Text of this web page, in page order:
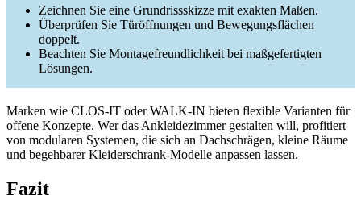
Zeichnen Sie eine Grundrissskizze mit exakten Maßen.
Überprüfen Sie Türöffnungen und Bewegungsflächen
doppelt.
Beachten Sie Montagefreundlichkeit bei maßgefertigten
Lösungen.
Marken wie CLOS-IT oder WALK-IN bieten flexible Varianten für
offene Konzepte. Wer das Ankleidezimmer gestalten will, profitiert
von modularen Systemen, die sich an Dachschrägen, kleine Räume
und begehbarer Kleiderschrank-Modelle anpassen lassen.
Fazit